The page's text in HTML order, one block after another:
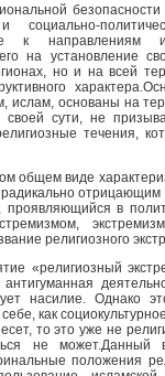
и социально-
к направлениям
на установление
но и на всей
ислам, основаны на
своей сути, не
течения,
общем виде
в
религиозного
«религиозный
насилие. Однако
как
то это уже не
не может.Данный
положения